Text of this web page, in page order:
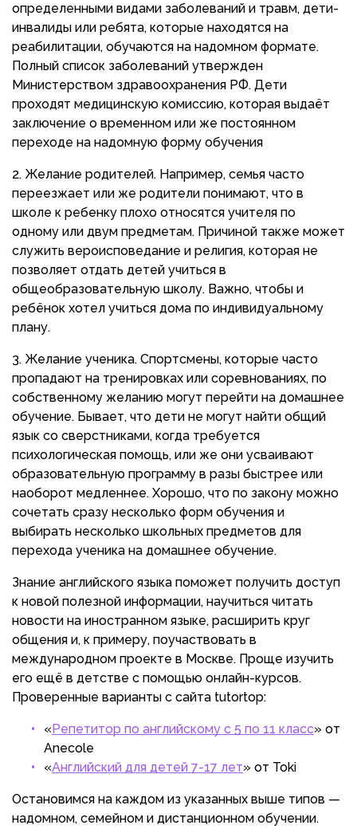
определенными видами заболеваний и травм, дети-
инвалиды или ребята, которые находятся на
реабилитации, обучаются на надомном формате.
Полный список заболеваний утвержден
Министерством здравоохранения РФ. Дети
проходят медицинскую комиссию, которая выдаёт
заключение о временном или же постоянном
переходе на надомную форму обучения
Желание родителей. Например, семья часто
переезжает или же родители понимают, что в
школе к ребенку плохо относятся учителя по
одному или двум предметам. Причиной также может
служить вероисповедание и религия, которая не
позволяет отдать детей учиться в
общеобразовательную школу. Важно, чтобы и
ребёнок хотел учиться дома по индивидуальному
плану.
Желание ученика. Спортсмены, которые часто
пропадают на тренировках или соревнованиях, по
собственному желанию могут перейти на домашнее
обучение. Бывает, что дети не могут найти общий
язык со сверстниками, когда требуется
психологическая помощь, или же они усваивают
образовательную программу в разы быстрее или
наоборот медленнее. Хорошо, что по закону можно
сочетать сразу несколько форм обучения и
выбирать несколько школьных предметов для
перехода ученика на домашнее обучение.
Знание английского языка поможет получить доступ
к новой полезной информации, научиться читать
новости на иностранном языке, расширить круг
общения и, к примеру, поучаствовать в
международном проекте в Москве. Проще изучить
его ещё в детстве с помощью онлайн-курсов.
Проверенные варианты с сайта tutortop:
«‎ Репетитор по английскому с 5 по 11 класс» от
Anecole
«Английский для детей 7-17 лет» от Toki
Остановимся на каждом из указанных выше типов —
надомном, семейном и дистанционном обучении.